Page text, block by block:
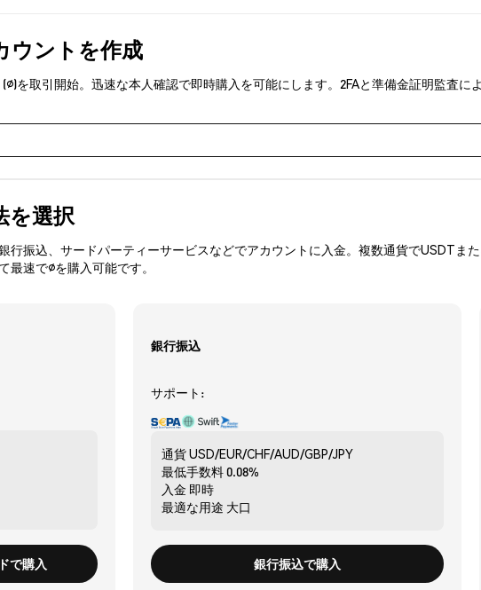
ウントを作成
を取引開始。迅速な本人確認で即時購入を可能にします。2FAと準備金証明監査
を選択
行振込、サードパーティーサービスなどでアカウントに入金。複数通貨でUSDTま
最速で∅を購入可能です。
で購入
銀行振込
サポート:
通貨USD/EUR/CHF/AUD/GBP/JPY
最低手数料0.08%
入金 即時
最適な用途 大口
銀行振込で購入